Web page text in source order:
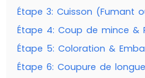
Étape 3: Cuisson (Fumant
Étape 4: Coup de mince &
Étape 5: Coloration &
Étape 6: Coupure de